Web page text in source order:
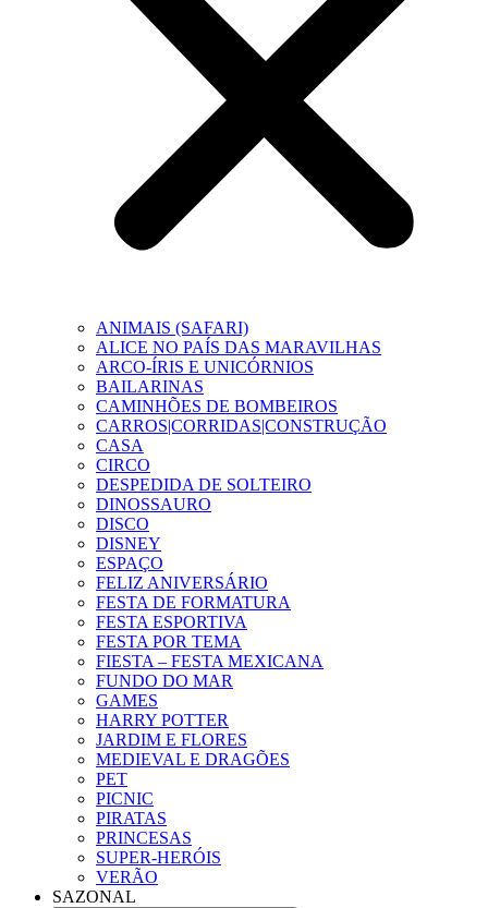
ANIMAIS (SAFARI)
ALICE NO PAÍS DAS MARAVILHAS
ARCO-ÍRIS E UNICÓRNIOS
BAILARINAS
CAMINHÕES DE BOMBEIROS
CARROS|CORRIDAS|CONSTRUÇÃO
CASA
CIRCO
DESPEDIDA DE SOLTEIRO
DINOSSAURO
DISCO
DISNEY
ESPAÇO
FELIZ ANIVERSÁRIO
FESTA DE FORMATURA
FESTA ESPORTIVA
FESTA POR TEMA
FIESTA – FESTA MEXICANA
FUNDO DO MAR
GAMES
HARRY POTTER
JARDIM E FLORES
MEDIEVAL E DRAGÕES
PET
PICNIC
PIRATAS
PRINCESAS
SUPER-HERÓIS
VERÃO
SAZONAL